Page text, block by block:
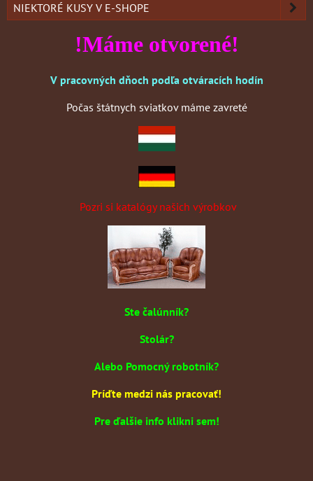
NIEKTORÉ KUSY V E-SHOPE
!Máme otvorené!
V pracovných dňoch podľa otváracích hodín
Počas štátnych sviatkov máme zavreté
Pozri si katalógy našich výrobkov
Ste čalúnník?
Stolár?
Alebo Pomocný robotník?
Príďte medzi nás pracovať!
Pre ďalšie info klikni sem!